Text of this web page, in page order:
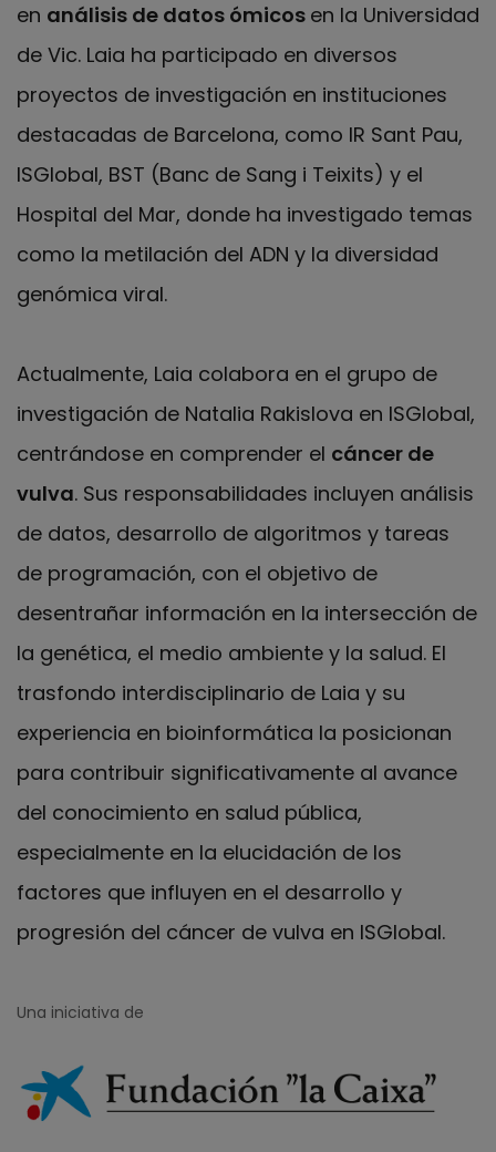
en análisis de datos ómicos en la Universidad
de Vic. Laia ha participado en diversos
proyectos de investigación en instituciones
destacadas de Barcelona, como IR Sant Pau,
ISGlobal, BST (Banc de Sang i Teixits) y el
Hospital del Mar, donde ha investigado temas
como la metilación del ADN y la diversidad
genómica viral.
Actualmente, Laia colabora en el grupo de
investigación de Natalia Rakislova en ISGlobal,
centrándose en comprender el cáncer de
vulva. Sus responsabilidades incluyen análisis
de datos, desarrollo de algoritmos y tareas
de programación, con el objetivo de
desentrañar información en la intersección de
la genética, el medio ambiente y la salud. El
trasfondo interdisciplinario de Laia y su
experiencia en bioinformática la posicionan
para contribuir significativamente al avance
del conocimiento en salud pública,
especialmente en la elucidación de los
factores que influyen en el desarrollo y
progresión del cáncer de vulva en ISGlobal.
Una iniciativa de